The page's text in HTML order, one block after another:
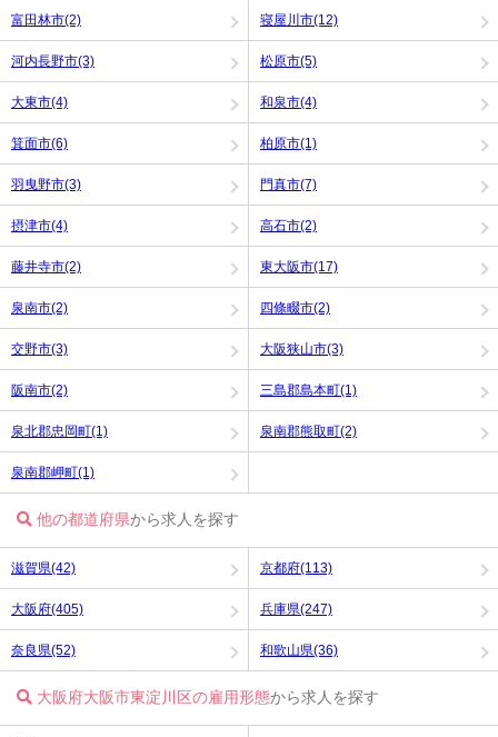
富田林市(2) 寝屋川市(12)
河内長野市(3) 松原市(5)
大東市(4) 和泉市(4)
箕面市(6) 柏原市(1)
羽曳野市(3) 門真市(7)
摂津市(4) 高石市(2)
藤井寺市(2) 東大阪市(17)
泉南市(2) 四條畷市(2)
交野市(3) 大阪狭山市(3)
阪南市(2) 三島郡島本町(1)
泉北郡忠岡町(1) 泉南郡熊取町(2)
泉南郡岬町(1)
他の都道府県から求人を探す
滋賀県(42) 京都府(113)
大阪府(405) 兵庫県(247)
奈良県(52) 和歌山県(36)
大阪府大阪市東淀川区の雇用形態から求人を探す